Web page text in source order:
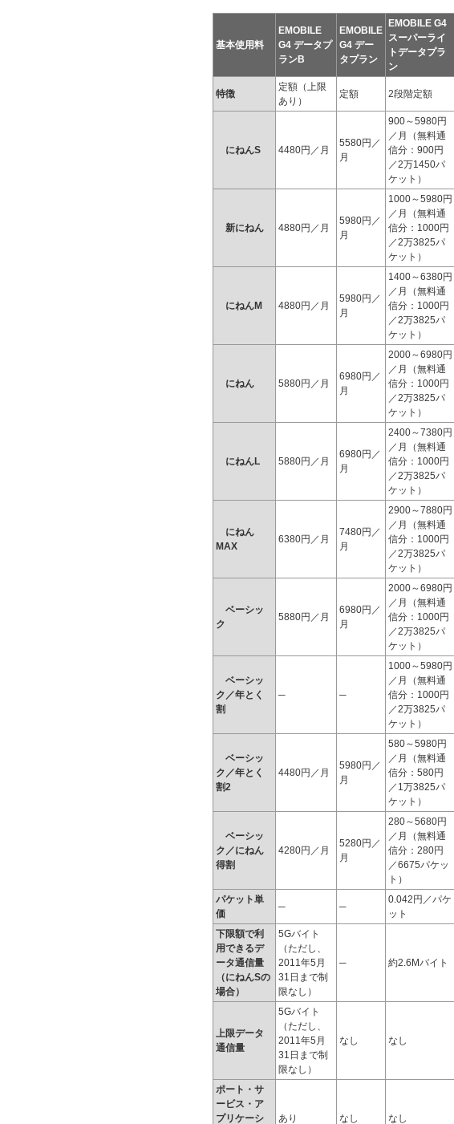
基本使用料
EMOBILE
G4 データプ
ランB
EMOBILE
G4 デー
タプラン
EMOBILE G4
スーパーライ
トデータプラ
ン
特徴
定額（上限
あり）
定額 2段階定額
にねんS 4480円／月
5580円／
月
900～5980円
／月（無料通
信分：900円
／2万1450パ
ケット）
新にねん 4880円／月
5980円／
月
1000～5980円
／月（無料通
信分：1000円
／2万3825パ
ケット）
にねんM 4880円／月
5980円／
月
1400～6380円
／月（無料通
信分：1000円
／2万3825パ
ケット）
にねん 5880円／月
6980円／
月
2000～6980円
／月（無料通
信分：1000円
／2万3825パ
ケット）
にねんL 5880円／月
6980円／
月
2400～7380円
／月（無料通
信分：1000円
／2万3825パ
ケット）
にねん
MAX
6380円／月
7480円／
月
2900～7880円
／月（無料通
信分：1000円
／2万3825パ
ケット）
ベーシッ
ク
5880円／月
6980円／
月
2000～6980円
／月（無料通
信分：1000円
／2万3825パ
ケット）
ベーシッ
ク／年とく
割
─ ─
1000～5980円
／月（無料通
信分：1000円
／2万3825パ
ケット）
ベーシッ
ク／年とく
割2
4480円／月
5980円／
月
580～5980円
／月（無料通
信分：580円
／1万3825パ
ケット）
ベーシッ
ク／にねん
得割
4280円／月
5280円／
月
280～5680円
／月（無料通
信分：280円
／6675パケッ
ト）
パケット単
価
─ ─
0.042円／パケ
ット
下限額で利
用できるデ
ータ通信量
（にねんSの
場合）
5Gバイト
（ただし、
2011年5月
31日まで制
限なし）
─ 約2.6Mバイト
上限データ
通信量
5Gバイト
（ただし、
2011年5月
31日まで制
限なし）
なし なし
ポート・サ
ービス・ア
プリケーシ
あり なし なし